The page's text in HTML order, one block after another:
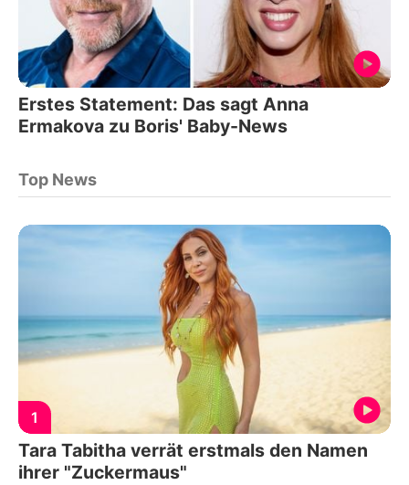
Erstes Statement: Das sagt Anna
Ermakova zu Boris' Baby-News
Top News
1
Tara Tabitha verrät erstmals den Namen
ihrer "Zuckermaus"